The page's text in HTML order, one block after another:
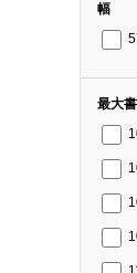
幅
最大